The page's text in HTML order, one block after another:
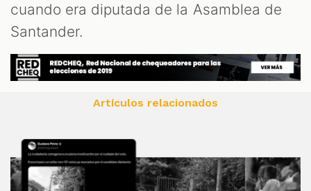
cuando era diputada de la Asamblea de
Santander.
Artículos relacionados